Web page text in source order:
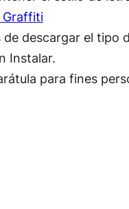
Graffiti
de descargar el tipo
Instalar.
para fines